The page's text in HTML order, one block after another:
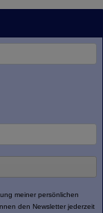
meiner persönlichen
den Newsletter jederzeit